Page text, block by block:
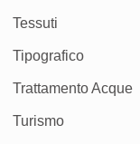
Tessuti
Tipografico
Trattamento Acque
Turismo